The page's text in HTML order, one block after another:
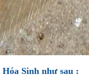
Sinh như sau :